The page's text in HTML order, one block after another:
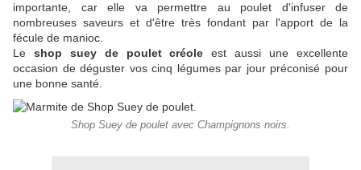
importante, car elle va permettre au poulet d'infuser de
nombreuses saveurs et d'être très fondant par l'apport de la
fécule de manioc.
Le shop suey de poulet créole est aussi une excellente
occasion de déguster vos cinq légumes par jour préconisé pour
une bonne santé.
Shop Suey de poulet avec Champignons noirs.